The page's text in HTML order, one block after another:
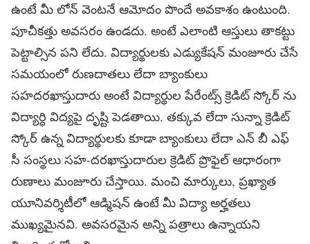
ఉంటే మీ లోన్ వెంటనే ఆమోదం పొందే అవకాశం ఉంటుంది.
పూచీకత్తు అవసరం ఉండదు. అంటే ఎలాంటి ఆస్తులు తాకట్టు
పెట్టాల్సిన పని లేదు. విద్యార్థులకు ఎడ్యుకేషన్ మంజూరు చేసే
సమయంలో రుణదాతలు లేదా బ్యాంకులు
సహదరఖాస్తుదారు అంటే విద్యార్థుల పేరేంట్స్ క్రెడిట్ స్కోర్ ను
విద్యార్ధి విద్యపై దృష్టి పెడతాయి. తక్కువ లేదా సున్నా క్రెడిట్
స్కోర్ ఉన్న విద్యార్థులకు కూడా బ్యాంకులు లేదా ఎన్ బీ ఎఫ్
సీ సంస్థలు సహ-దరఖాస్తుదారుల క్రెడిట్ ప్రొఫైల్ ఆధారంగా
రుణాలు మంజూరు చేస్తాయి. మంచి మార్కులు, ప్రఖ్యాత
యూనివర్శిటీలో ఆడ్మిషన్ ఉంటే మీ విద్యా అర్హతలు
ముఖ్యమైనవి. అవసరమైన అన్ని పత్రాలు ఉన్నాయని